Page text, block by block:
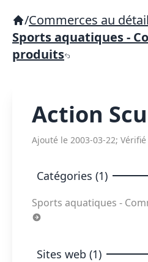
/Commerces au détail
Sports aquatiques -
produits
Action
Ajouté le 2003-03-22;
Catégories (1)
Sports aquatiques -
Sites web (1)